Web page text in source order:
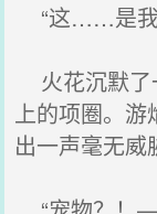
“这……是我
火花沉默了
上的项圈。游
出一声毫无威